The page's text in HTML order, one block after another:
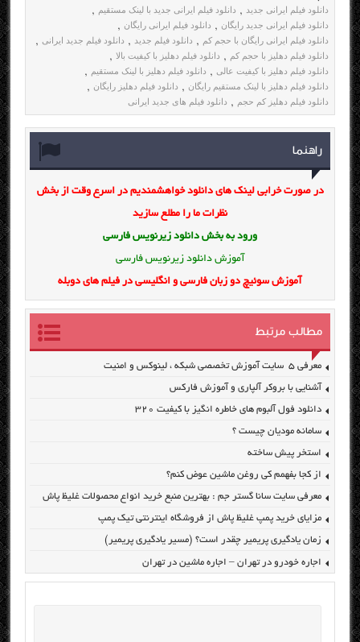
دانلود فیلم ایرانی جدید , دانلود فیلم ایرانی جدید با لینک مستقیم ,
دانلود فیلم ایرانی جدید رایگان , دانلود فیلم ایرانی رایگان ,
دانلود فیلم ایرانی رایگان با حجم کم , دانلود فیلم جدید , دانلود فیلم جدید ایرانی ,
دانلود فیلم دهلیز با حجم کم , دانلود فیلم دهلیز با کیفیت بالا ,
دانلود فیلم دهلیز با کیفیت عالی , دانلود فیلم دهلیز با لینک مستقیم ,
دانلود فیلم دهلیز با لینک مستقیم رایگان , دانلود فیلم دهلیز رایگان ,
دانلود فیلم دهلیز کم حجم , دانلود فیلم های جدید ایرانی
راهنما
در صورت خرابی لینک های دانلود خواهشمندیم در اسرع وقت از بخش
نظرات ما را مطلع سازید
ورود به بخش دانلود زیرنویس فارسی
آموزش دانلود زیرنویس فارسی
آموزش سوئیچ دو زبان فارسی و انگلیسی در فیلم های دوبله
مطالب مرتبط
معرفی ۵ سایت آموزش تخصصی شبکه ، لینوکس و امنیت
آشنایی با بروکر آلپاری و آموزش فارکس
دانلود فول آلبوم های خاطره انگیز با کیفیت ۳۲۰
سامانه مودیان چیست ؟
استخر پیش ساخته
از کجا بفهمم کی روغن ماشین عوض کنم؟
معرفی سایت سانا گستر جم : بهترین منبع خرید انواع محصولات غلیظ پاش
مزایای خرید پمپ غلیظ پاش از فروشگاه اینترنتی تیک پمپ
زمان یادگیری پریمیر چقدر است؟ (مسیر یادگیری پریمیر)
اجاره خودرو در تهران – اجاره ماشین در تهران